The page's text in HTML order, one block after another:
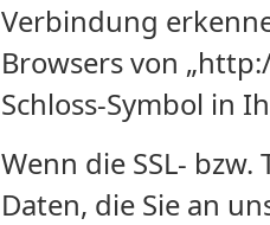
Verbindung
Browsers von
Schloss-Symbol in
Wenn die SSL-
Daten, die Sie an